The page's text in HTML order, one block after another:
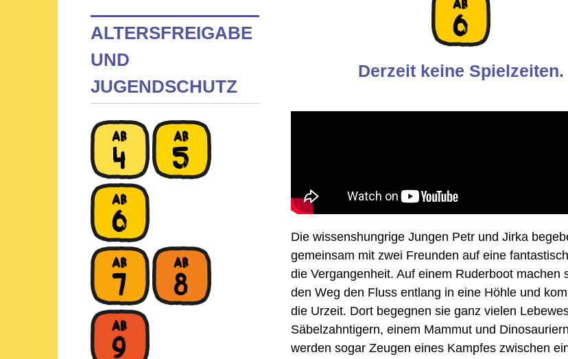
Derzeit keine Spielzeiten.
Die wissenshungrige Jungen Petr und Jirka
gemeinsam mit zwei Freunden auf eine
die Vergangenheit. Auf einem Ruderboot machen
den Weg den Fluss entlang in eine Höhle und
die Urzeit. Dort begegnen sie ganz vielen
Säbelzahntigern, einem Mammut und Dinosaurier
werden sogar Zeugen eines Kampfes zwischen
ALTERSFREIGABE
UND
JUGENDSCHUTZ